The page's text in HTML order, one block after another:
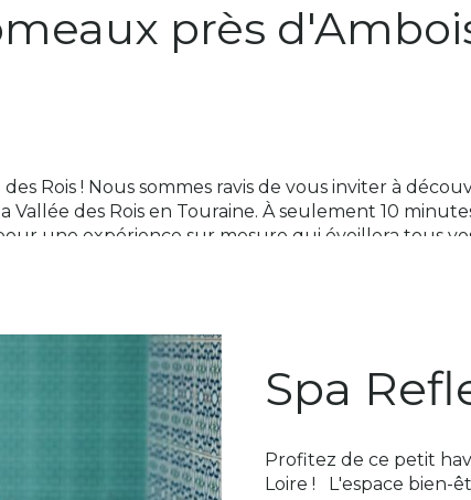
près
Rois ! Nous sommes ravis de vous inviter à
des Rois en Touraine. À seulement 10
une expérience sur mesure qui éveillera tous
au voyage dans la Vallée de la Loire
vous attend au prestigieux Château des
est bien plus qu'un simple hôtel. C'est une
pays lointain.
d'un accès 1h00 à notre espace bien être
autorisé à partir de 16 ans.
Spa
Profitez de ce petit
Loire ! L'espace bien-